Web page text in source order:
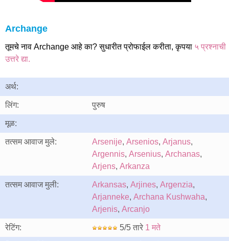
Archange
तूमचे नाव Archange आहे का? सुधारीत प्रोफाईल करीता, कृपया ५ प्रश्नाची
उत्तरे द्या.
अर्थ:
लिंग: पुरुष
मूळ:
तत्सम आवाज मुले: Arsenije, Arsenios, Arjanus,
Argennis, Arsenius, Archanas,
Arjens, Arkanza
तत्सम आवाज मुली: Arkansas, Arjines, Argenzia,
Arjanneke, Archana Kushwaha,
Arjenis, Arcanjo
रेटिंग: 5/5 तारे 1 मते